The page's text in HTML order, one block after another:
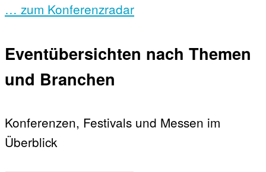
… zum Konferenzradar
Eventübersichten nach Themen
und Branchen
Konferenzen, Festivals und Messen im
Überblick